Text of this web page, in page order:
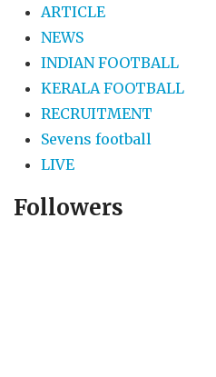
ARTICLE
NEWS
INDIAN FOOTBALL
KERALA FOOTBALL
RECRUITMENT
Sevens football
LIVE
Followers